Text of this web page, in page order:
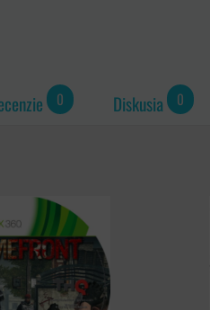
0 Diskusia 0